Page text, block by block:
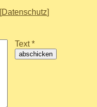
[Datenschutz]
Text *
abschicken